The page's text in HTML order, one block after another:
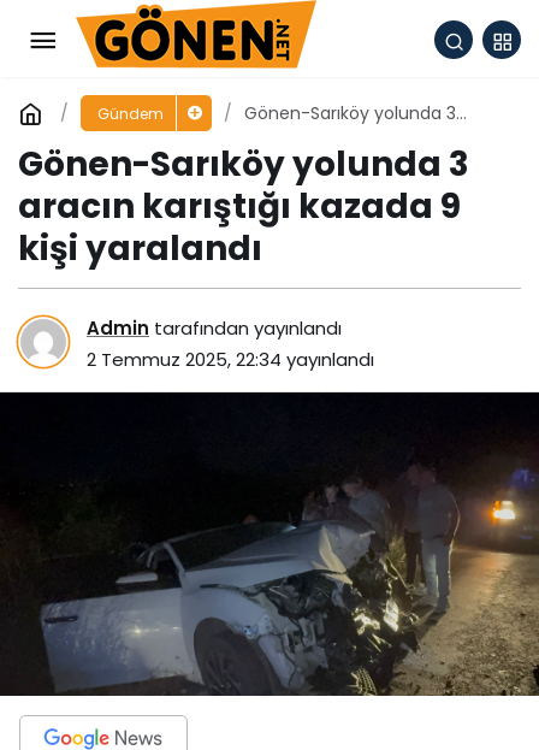
Gündem
Gönen-Sarıköy yolunda 3
yaralandı
Gönen-Sarıköy yolunda 3
aracın karıştığı kazada 9
kişi yaralandı
Admin tarafından yayınlandı
2 Temmuz 2025, 22:34 yayınlandı